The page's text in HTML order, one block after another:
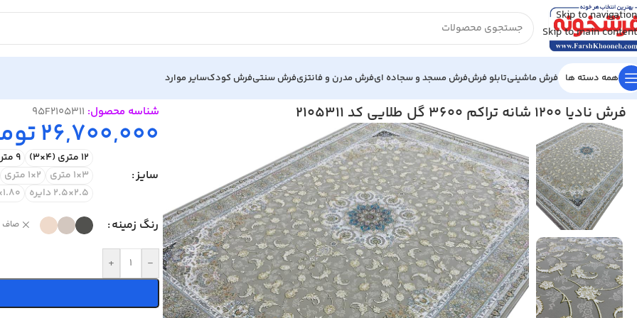
Skip to navigation
Skip to main content
همه دسته ها فرش ماشینیتابلو فرشفرش مسجد و سجاده ایفرش مدرن و فانتزیفرش سنتیفرش کودکسایر موارد
خانه/فرش ماشینی
فرش نادیا 1200 شانه تراکم 3600 گل طلایی کد 2105311 شناسه محصول: 95F2105311
26,700,000
سایز
12 متری (4×3) 9 متری (3.5×2.5)
3×1 متری
2×1 متری
2.5×2.5 دایره
1.80×1.20 متری
رنگ زمینه صاف
-
+